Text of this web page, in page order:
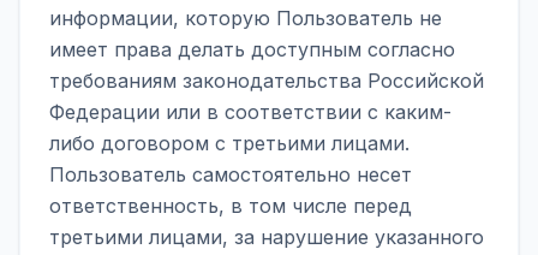
информации, которую Пользователь не
имеет права делать доступным согласно
требованиям законодательства Российской
Федерации или в соответствии с каким-
либо договором с третьими лицами.
Пользователь самостоятельно несет
ответственность, в том числе перед
третьими лицами, за нарушение указанного